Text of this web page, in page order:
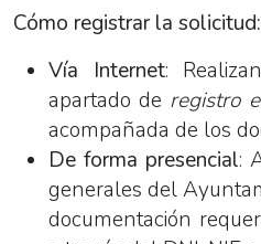
Cómo registrar la solicitud:
Vía Internet:
apartado de registro
acompañada de los
De forma presencial:
generales del
documentación